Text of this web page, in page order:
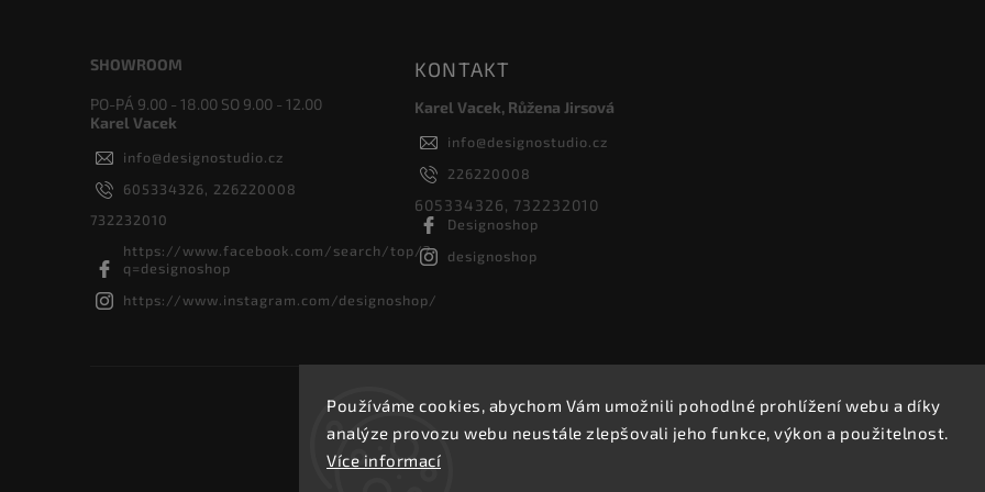
Používáme cookies, abychom Vám umožnili pohodlné prohlížení webu a díky
analýze provozu webu neustále zlepšovali jeho funkce, výkon a použitelnost.
Více informací
SHOWROOM
PO-PÁ 9.00 - 18.00 SO 9.00 - 12.00
Karel Vacek
info@designostudio.cz
605334326, 226220008
732232010
https://www.facebook.com/search/top/?
q=designoshop
https://www.instagram.com/designoshop/
KONTAKT
Karel Vacek, Růžena Jirsová
info@designostudio.cz
226220008
605334326, 732232010
Designoshop
designoshop
Copyright 2026Designoshop. Všechna práva vyhrazena.
Upravit nastavení cookies